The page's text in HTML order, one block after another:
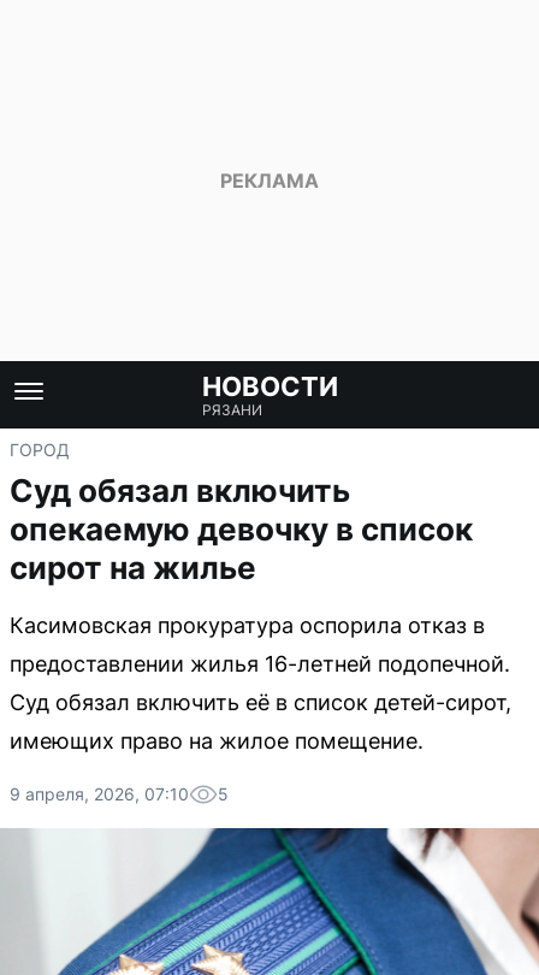
НОВОСТИ
РЯЗАНИ
ГОРОД
Суд обязал включить
опекаемую девочку в список
сирот на жилье
Касимовская прокуратура оспорила отказ в
предоставлении жилья 16-летней подопечной.
Суд обязал включить её в список детей-сирот,
имеющих право на жилое помещение.
9 апреля, 2026, 07:10 5